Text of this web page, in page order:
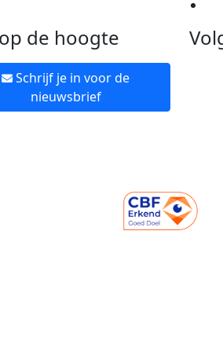
de hoogte
Schrijf je in voor de
nieuwsbrief